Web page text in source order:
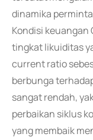
dinamika
Kondisi keuangan
tingkat likuiditas
current ratio
berbunga
sangat rendah,
perbaikan siklus
yang membaik